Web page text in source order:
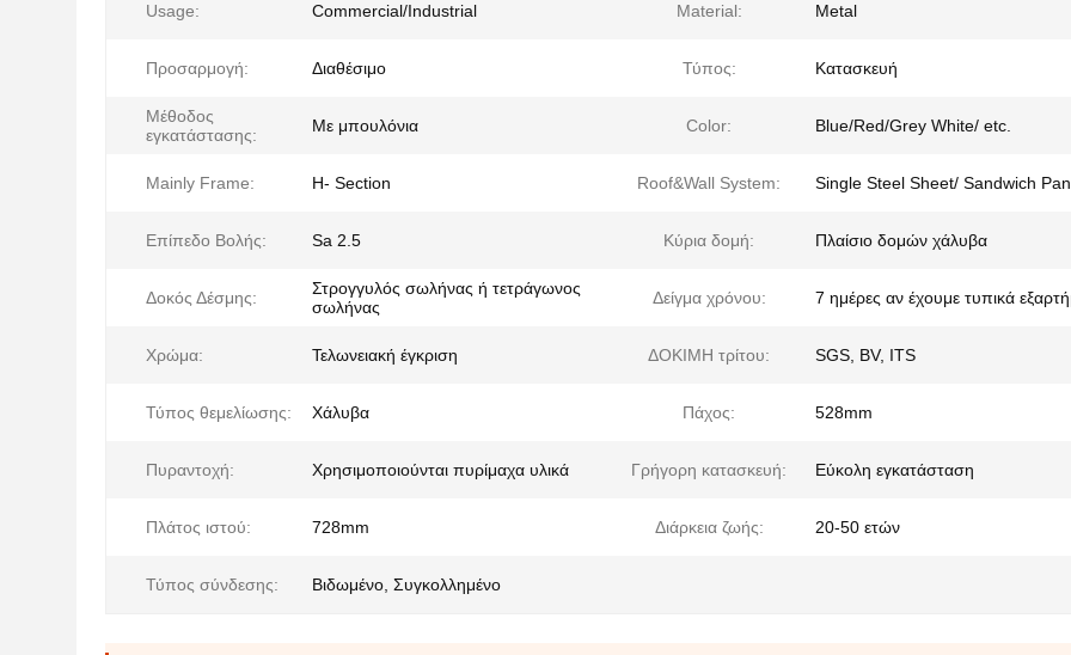
Usage: Commercial/Industrial Material: Metal
Προσαρμογή: Διαθέσιμο Τύπος: Κατασκευή
Μέθοδος
εγκατάστασης:
Με μπουλόνια Color: Blue/Red/Grey White/ etc.
Mainly Frame: H- Section Roof&Wall System: Single Steel Sheet/ Sandwich
Επίπεδο Βολής: Sa 2.5 Κύρια δομή: Πλαίσιο δομών χάλυβα
Δοκός Δέσμης:
Στρογγυλός σωλήνας ή τετράγωνος
σωλήνας
Δείγμα χρόνου: 7 ημέρες αν έχουμε τυπικά
Χρώμα: Τελωνειακή έγκριση ΔΟΚΙΜΗ τρίτου: SGS, BV, ITS
Τύπος θεμελίωσης: Χάλυβα Πάχος: 528mm
Πυραντοχή: Χρησιμοποιούνται πυρίμαχα υλικά Γρήγορη κατασκευή: Εύκολη εγκατάσταση
Πλάτος ιστού: 728mm Διάρκεια ζωής: 20-50 ετών
Τύπος σύνδεσης: Βιδωμένο, Συγκολλημένο